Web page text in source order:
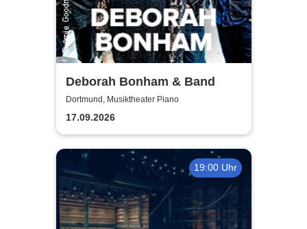
Deborah Bonham & Band
Dortmund, Musiktheater Piano
17.09.2026
19:00 Uhr